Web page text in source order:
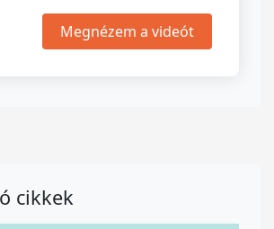
Megnézem a videót
cikkek